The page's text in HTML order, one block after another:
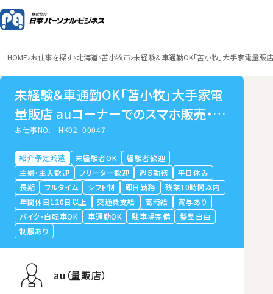
HOME お仕事を探す 北海道 苫小牧市 未経験＆車通勤OK「苫小牧」大手家電量販
未経験＆車通勤OK「苫小牧」大手家電
量販店 auコーナーでのスマホ販売・接
客・受付
お仕事NO.HK02_00047
紹介予定派遣 未経験者OK
経験者歓迎
主婦・主夫歓迎
フリーター歓迎 週５勤務
平日休み
長期
フルタイム シフト制 即日勤務
残業10時間以内
年間休日120日以上
交通費支給 高時給
賞与あり
バイク・自転車OK
車通勤OK 駐車場完備
髪型自由
制服あり
au（量販店）